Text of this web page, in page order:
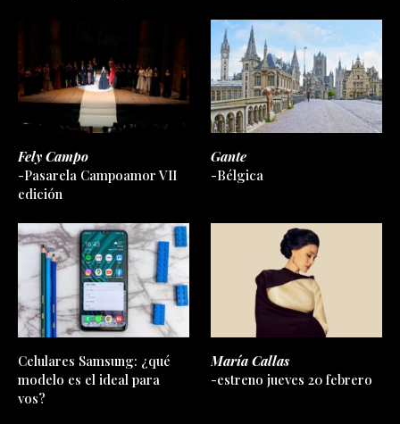
Fely Campo
-Pasarela Campoamor VII
edición
Gante
-Bélgica
Celulares Samsung: ¿qué
modelo es el ideal para
vos?
María Callas
-estreno jueves 20 febrero